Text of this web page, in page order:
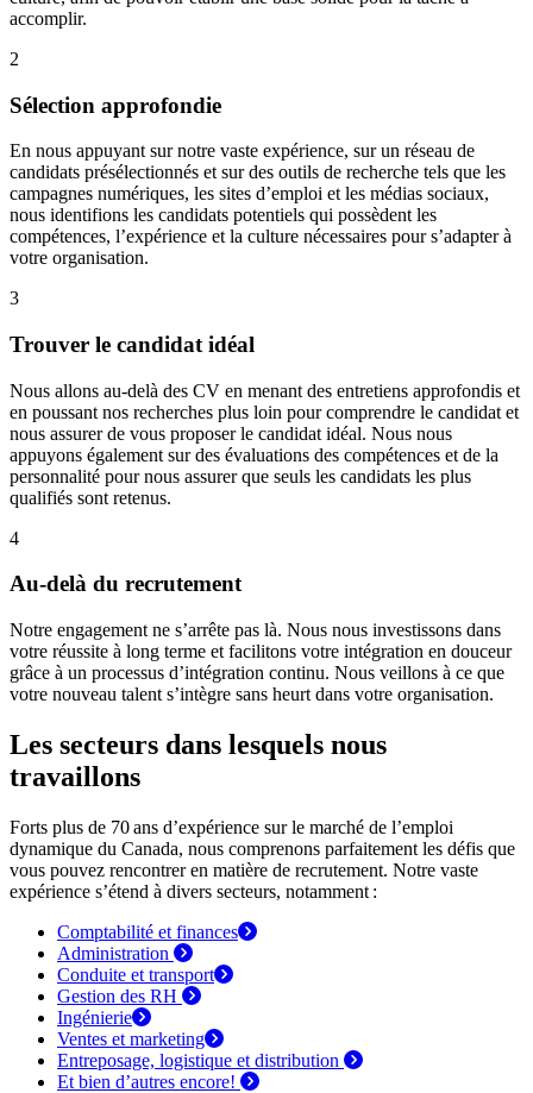
accomplir.
2
Sélection approfondie
En nous appuyant sur notre vaste expérience, sur un réseau de
candidats présélectionnés et sur des outils de recherche tels que les
campagnes numériques, les sites d’emploi et les médias sociaux,
nous identifions les candidats potentiels qui possèdent les
compétences, l’expérience et la culture nécessaires pour s’adapter à
votre organisation.
3
Trouver le candidat idéal
Nous allons au-delà des CV en menant des entretiens approfondis et
en poussant nos recherches plus loin pour comprendre le candidat et
nous assurer de vous proposer le candidat idéal. Nous nous
appuyons également sur des évaluations des compétences et de la
personnalité pour nous assurer que seuls les candidats les plus
qualifiés sont retenus.
4
Au-delà du recrutement
Notre engagement ne s’arrête pas là. Nous nous investissons dans
votre réussite à long terme et facilitons votre intégration en douceur
grâce à un processus d’intégration continu. Nous veillons à ce que
votre nouveau talent s’intègre sans heurt dans votre organisation.
Les secteurs dans lesquels nous
travaillons
Forts plus de 70 ans d’expérience sur le marché de l’emploi
dynamique du Canada, nous comprenons parfaitement les défis que
vous pouvez rencontrer en matière de recrutement. Notre vaste
expérience s’étend à divers secteurs, notamment :
Comptabilité et finances
Administration
Conduite et transport
Gestion des RH
Ingénierie
Ventes et marketing
Entreposage, logistique et distribution
Et bien d’autres encore!